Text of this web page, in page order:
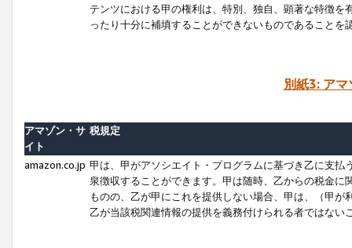
テンツにおける甲の権利は、特別、独自、顕著な特徴
ったり十分に補填することができないものであることを
別紙3: ア
アマゾン・サ
イト
税規定
amazon.co.jp 甲は、甲がアソシエイト・プログラムに基づき乙に支
泉徴収することができます。甲は随時、乙からの税金
ものの、乙が甲にこれを提供しない場合、甲は、（甲
乙が当該税関連情報の提供を義務付けられる者ではな